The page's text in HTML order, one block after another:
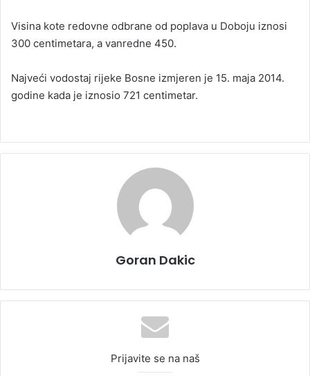
Visina kote redovne odbrane od poplava u Doboju iznosi
300 centimetara, a vanredne 450.
Najveći vodostaj rijeke Bosne izmjeren je 15. maja 2014.
godine kada je iznosio 721 centimetar.
Goran Dakic
Prijavite se na naš